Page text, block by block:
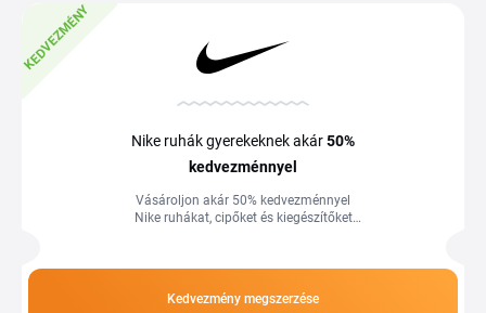
KEDVEZMÉNY
Nike ruhák gyerekeknek akár50%
kedvezménnyel
Vásároljon akár 50% kedvezménnyel
Nike ruhákat, cipőket és kiegészítőket
Kedvezmény megszerzése